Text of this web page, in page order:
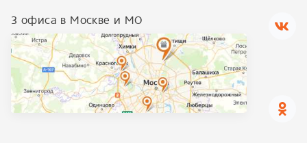
3 офиса в Москве и МО